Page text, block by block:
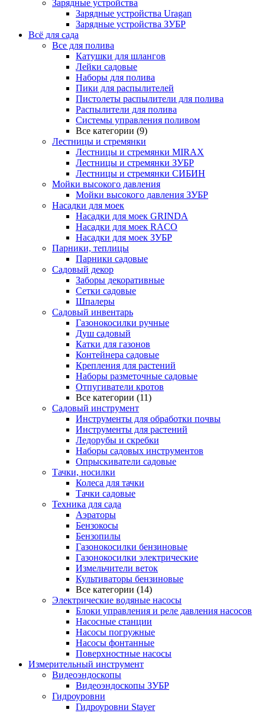
Зарядные устройства
Зарядные устройства Uragan
Зарядные устройства ЗУБР
Всё для сада
Все для полива
Катушки для шлангов
Лейки садовые
Наборы для полива
Пики для распылителей
Пистолеты распылители для полива
Распылители для полива
Системы управления поливом
Все категории (9)
Лестницы и стремянки
Лестницы и стремянки MIRAX
Лестницы и стремянки ЗУБР
Лестницы и стремянки СИБИН
Мойки высокого давления
Мойки высокого давления ЗУБР
Насадки для моек
Насадки для моек GRINDA
Насадки для моек RACO
Насадки для моек ЗУБР
Парники, теплицы
Парники садовые
Садовый декор
Заборы декоративные
Сетки садовые
Шпалеры
Садовый инвентарь
Газонокосилки ручные
Душ садовый
Катки для газонов
Контейнера садовые
Крепления для растений
Наборы разметочные садовые
Отпугиватели кротов
Все категории (11)
Садовый инструмент
Инструменты для обработки почвы
Инструменты для растений
Ледорубы и скребки
Наборы садовых инструментов
Опрыскиватели садовые
Тачки, носилки
Колеса для тачки
Тачки садовые
Техника для сада
Аэраторы
Бензокосы
Бензопилы
Газонокосилки бензиновые
Газонокосилки электрические
Измельчители веток
Культиваторы бензиновые
Все категории (14)
Электрические водяные насосы
Блоки управления и реле давления насосов
Насосные станции
Насосы погружные
Насосы фонтанные
Поверхностные насосы
Измерительный инструмент
Видеоэндоскопы
Видеоэндоскопы ЗУБР
Гидроуровни
Гидроуровни Stayer